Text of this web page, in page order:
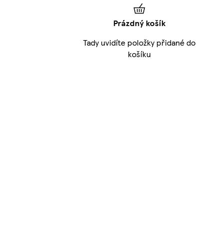
Prázdný košík
Tady uvidíte položky přidané do
košíku